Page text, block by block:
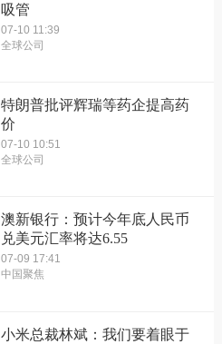
吸管
07-10 11:39
全球公司
特朗普批评辉瑞等药企提高药
价
07-10 10:51
全球公司
澳新银行：预计今年底人民币
兑美元汇率将达6.55
07-09 17:41
中国聚焦
小米总裁林斌：我们要着眼于